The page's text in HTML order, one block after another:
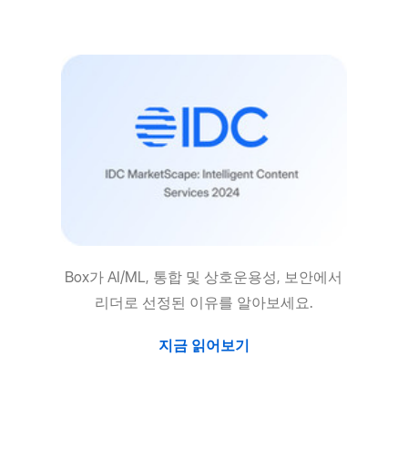
Box가 AI/ML, 통합 및 상호운용성, 보안에서
리더로 선정된 이유를 알아보세요.
지금 읽어보기